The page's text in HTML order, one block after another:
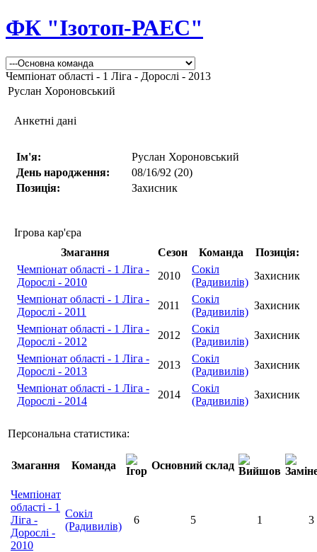
ФК "Ізотоп-РАЕС"
Чемпіонат області - 1 Ліга - Дорослі - 2013
Руслан Хороновський
Анкетні дані
Ім'я:
Руслан Хороновський
День народження:
08/16/92 (20)
Позиція:
Захисник
Ігрова кар'єра
Змагання
Сезон Команда
Позиція:
Чемпіонат області - 1 Ліга -
Дорослі - 2010
2010
Сокіл
(Радивилів)
Захисник
Чемпіонат області - 1 Ліга -
Дорослі - 2011
2011
Сокіл
(Радивилів)
Захисник
Чемпіонат області - 1 Ліга -
Дорослі - 2012
2012
Сокіл
(Радивилів)
Захисник
Чемпіонат області - 1 Ліга -
Дорослі - 2013
2013
Сокіл
(Радивилів)
Захисник
Чемпіонат області - 1 Ліга -
Дорослі - 2014
2014
Сокіл
(Радивилів)
Захисник
Персональна статистика:
Змагання Команда Основний склад
Чемпіонат
області - 1
Ліга -
Дорослі -
2010
Сокіл
(Радивилів)
6 5 1 3